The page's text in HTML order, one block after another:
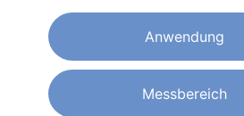
Anwendung
Messbereich